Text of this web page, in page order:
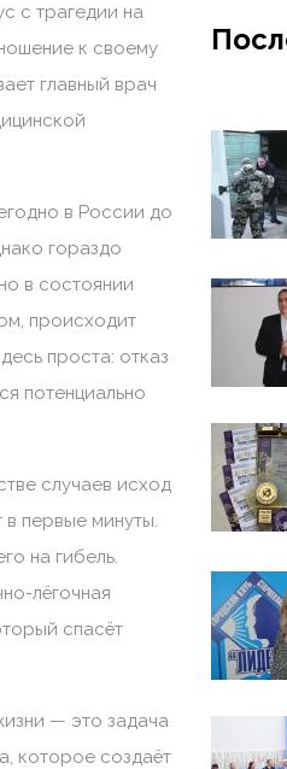
с трагедии на
к своему
главный врач
в России до
гораздо
в состоянии
происходит
проста: отказ
потенциально
случаев исход
в первые минуты.
на гибель.
лёгочная
спасёт
— это задача
которое создаёт